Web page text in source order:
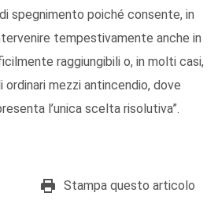
spegnimento poiché consente, in
tempestivamente anche in
raggiungibili o, in molti casi,
ordinari mezzi antincendio, dove
l’unica scelta risolutiva”.
Stampa questo articolo